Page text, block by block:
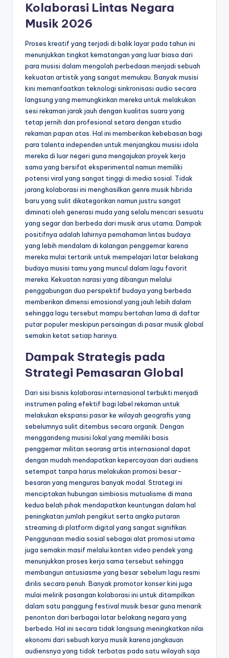
Kolaborasi Lintas Negara
Musik 2026
Proses kreatif yang terjadi di balik layar pada tahun ini
menunjukkan tingkat kematangan yang luar biasa dari
para musisi dalam mengolah perbedaan menjadi sebuah
kekuatan artistik yang sangat memukau. Banyak musisi
kini memanfaatkan teknologi sinkronisasi audio secara
langsung yang memungkinkan mereka untuk melakukan
sesi rekaman jarak jauh dengan kualitas suara yang
tetap jernih dan profesional setara dengan studio
rekaman papan atas. Hal ini memberikan kebebasan bagi
para talenta independen untuk menjangkau musisi idola
mereka di luar negeri guna mengajukan proyek kerja
sama yang bersifat eksperimental namun memiliki
potensi viral yang sangat tinggi di media sosial. Tidak
jarang kolaborasi ini menghasilkan genre musik hibrida
baru yang sulit dikategorikan namun justru sangat
diminati oleh generasi muda yang selalu mencari sesuatu
yang segar dan berbeda dari musik arus utama. Dampak
positifnya adalah lahirnya pemahaman lintas budaya
yang lebih mendalam di kalangan penggemar karena
mereka mulai tertarik untuk mempelajari latar belakang
budaya musisi tamu yang muncul dalam lagu favorit
mereka. Kekuatan narasi yang dibangun melalui
penggabungan dua perspektif budaya yang berbeda
memberikan dimensi emosional yang jauh lebih dalam
sehingga lagu tersebut mampu bertahan lama di daftar
putar populer meskipun persaingan di pasar musik global
semakin ketat setiap harinya.
Dampak Strategis pada
Strategi Pemasaran Global
Dari sisi bisnis kolaborasi internasional terbukti menjadi
instrumen paling efektif bagi label rekaman untuk
melakukan ekspansi pasar ke wilayah geografis yang
sebelumnya sulit ditembus secara organik. Dengan
menggandeng musisi lokal yang memiliki basis
penggemar militan seorang artis internasional dapat
dengan mudah mendapatkan kepercayaan dari audiens
setempat tanpa harus melakukan promosi besar-
besaran yang menguras banyak modal. Strategi ini
menciptakan hubungan simbiosis mutualisme di mana
kedua belah pihak mendapatkan keuntungan dalam hal
peningkatan jumlah pengikut serta angka putaran
streaming di platform digital yang sangat signifikan.
Penggunaan media sosial sebagai alat promosi utama
juga semakin masif melalui konten video pendek yang
menunjukkan proses kerja sama tersebut sehingga
membangun antusiasme yang besar sebelum lagu resmi
dirilis secara penuh. Banyak promotor konser kini juga
mulai melirik pasangan kolaborasi ini untuk ditampilkan
dalam satu panggung festival musik besar guna menarik
penonton dari berbagai latar belakang negara yang
berbeda. Hal ini secara tidak langsung meningkatkan nilai
ekonomi dari sebuah karya musik karena jangkauan
audiensnya yang tidak terbatas pada satu wilayah saja